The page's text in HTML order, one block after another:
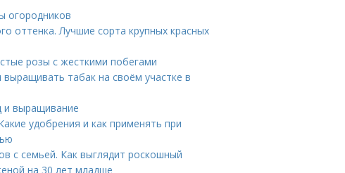
огородников
оттенка. Лучшие сорта крупных красных
розы с жесткими побегами
табак на своём участке в
и выращивание
удобрения и как применять при
с семьей. Как выглядит роскошный
на 30 лет младше